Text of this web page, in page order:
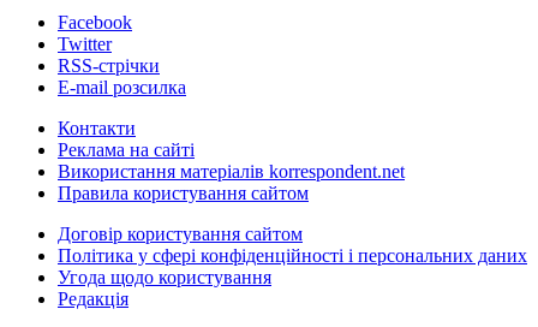
Facebook
Twitter
RSS-стрічки
E-mail розсилка
Контакти
Реклама на сайті
Використання матеріалів korrespondent.net
Правила користування сайтом
Договір користування сайтом
Політика у сфері конфіденційності і персональних даних
Угода щодо користування
Редакція